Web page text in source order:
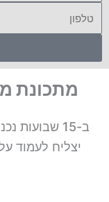
טלפון
מתכונת
ב-15
יצליח לעמוד